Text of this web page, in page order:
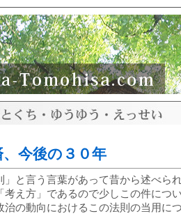
今後の３０年
」と言う言葉があって昔から述べら
考え方」であるので少しこの件につ
治の動向におけるこの法則の当用に